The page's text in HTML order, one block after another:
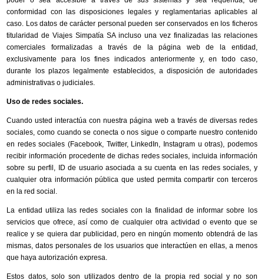
conformidad con las disposiciones legales y reglamentarias aplicables al
caso. Los datos de carácter personal pueden ser conservados en los ficheros
titularidad de Viajes Simpatía SA incluso una vez finalizadas las relaciones
comerciales formalizadas a través de la página web de la entidad,
exclusivamente para los fines indicados anteriormente y, en todo caso,
durante los plazos legalmente establecidos, a disposición de autoridades
administrativas o judiciales.
Uso de redes sociales.
Cuando usted interactúa con nuestra página web a través de diversas redes
sociales, como cuando se conecta o nos sigue o comparte nuestro contenido
en redes sociales (Facebook, Twitter, LinkedIn, Instagram u otras), podemos
recibir información procedente de dichas redes sociales, incluida información
sobre su perfil, ID de usuario asociada a su cuenta en las redes sociales, y
cualquier otra información pública que usted permita compartir con terceros
en la red social.
La entidad utiliza las redes sociales con la finalidad de informar sobre los
servicios que ofrece, así como de cualquier otra actividad o evento que se
realice y se quiera dar publicidad, pero en ningún momento obtendrá de las
mismas, datos personales de los usuarios que interactúen en ellas, a menos
que haya autorización expresa.
Estos datos, solo son utilizados dentro de la propia red social y no son